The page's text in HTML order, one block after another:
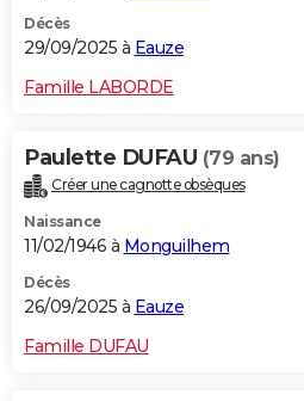
Décès
29/09/2025 à Eauze
Famille LABORDE
Paulette DUFAU (79 ans)
Créer une cagnotte obsèques
Naissance
11/02/1946 à Monguilhem
Décès
26/09/2025 à Eauze
Famille DUFAU